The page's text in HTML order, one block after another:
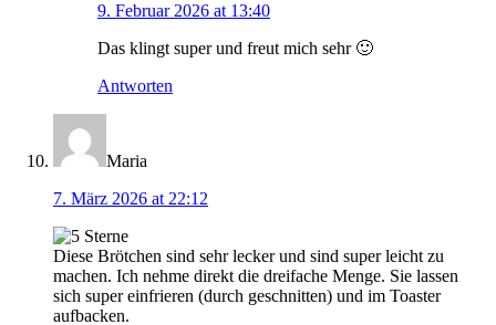
9. Februar 2026 at 13:40
Das klingt super und freut mich sehr 🙂
Antworten
Maria
7. März 2026 at 22:12
Diese Brötchen sind sehr lecker und sind super leicht zu
machen. Ich nehme direkt die dreifache Menge. Sie lassen
sich super einfrieren (durch geschnitten) und im Toaster
aufbacken.